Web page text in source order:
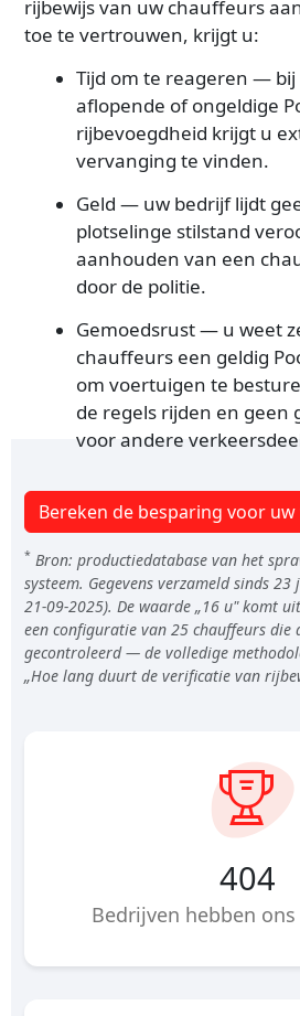
648
Bedrijven hebben
rijbewijs van uw chauffeurs
toe te vertrouwen, krijgt u:
Tijd om te reageren —
aflopende of ongeldige
rijbevoegdheid krijgt u
vervanging te vinden.
Geld — uw bedrijf lijdt
plotselinge stilstand
aanhouden van een
door de politie.
Gemoedsrust — u weet
chauffeurs een geldig
om voertuigen te
de regels rijden en geen
voor andere
Bereken de besparing voor
* Bron: productiedatabase van het
systeem. Gegevens verzameld sinds
21-09-2025). De waarde „16 u" komt
een configuratie van 25 chauffeurs die
gecontroleerd — de volledige
„Hoe lang duurt de verificatie van